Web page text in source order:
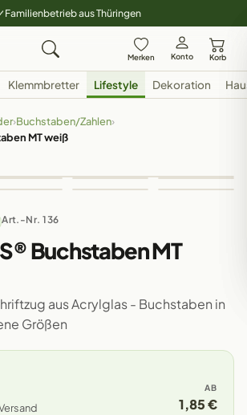
Familienbetrieb aus Thüringen
Merken Konto Korb
Klemmbretter Lifestyle Dekoration
›Buchstaben/Zahlen›
MT weiß
Art.-Nr. 136
Buchstaben MT
aus Acrylglas - Buchstaben in
Größen
AB
1,85 €